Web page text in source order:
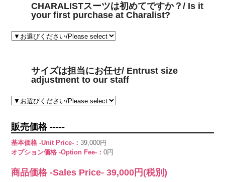
CHARALISTスーツは初めてですか？/ Is it
your first purchase at Charalist?
サイズは担当にお任せ/ Entrust size
adjustment to our staff
販売価格 -----
基本価格 -Unit Price-：39,000円
オプション価格 -Option Fee-：0円
商品価格 -Sales Price-39,000 円(税別)